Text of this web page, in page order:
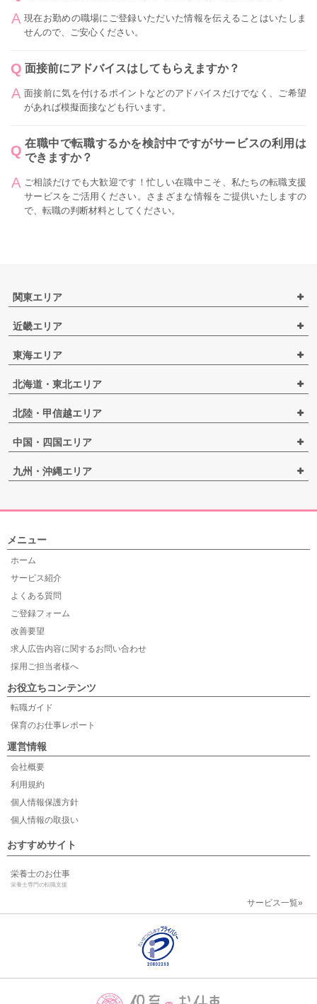
現在お勤めの職場にご登録いただいた情報を伝えることはいたしま
せんので、ご安心ください。
面接前にアドバイスはしてもらえますか？
面接前に気を付けるポイントなどのアドバイスだけでなく、ご希望
があれば模擬面接なども行います。
在職中で転職するかを検討中ですがサービスの利用は
できますか？
ご相談だけでも大歓迎です！忙しい在職中こそ、私たちの転職支援
サービスをご活用ください。さまざまな情報をご提供いたしますの
で、転職の判断材料としてください。
関東エリア
近畿エリア
東海エリア
北海道・東北エリア
北陸・甲信越エリア
中国・四国エリア
九州・沖縄エリア
メニュー
ホーム
サービス紹介
よくある質問
ご登録フォーム
改善要望
求人広告内容に関するお問い合わせ
採用ご担当者様へ
お役立ちコンテンツ
転職ガイド
保育のお仕事レポート
運営情報
会社概要
利用規約
個人情報保護方針
個人情報の取扱い
おすすめサイト
栄養士のお仕事
栄養士専門の転職支援
サービス一覧»